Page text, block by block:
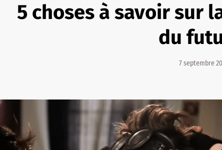
5 choses à savoir sur
du
7 septembre